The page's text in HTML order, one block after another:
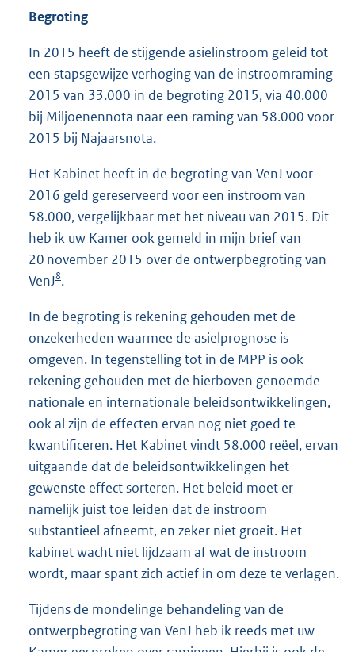
Begroting
In 2015 heeft de stijgende asielinstroom geleid tot
een stapsgewijze verhoging van de instroomraming
2015 van 33.000 in de begroting 2015, via 40.000
bij Miljoenennota naar een raming van 58.000 voor
2015 bij Najaarsnota.
Het Kabinet heeft in de begroting van VenJ voor
2016 geld gereserveerd voor een instroom van
58.000, vergelijkbaar met het niveau van 2015. Dit
heb ik uw Kamer ook gemeld in mijn brief van
20 november 2015 over de ontwerpbegroting van
VenJ8.
In de begroting is rekening gehouden met de
onzekerheden waarmee de asielprognose is
omgeven. In tegenstelling tot in de MPP is ook
rekening gehouden met de hierboven genoemde
nationale en internationale beleidsontwikkelingen,
ook al zijn de effecten ervan nog niet goed te
kwantificeren. Het Kabinet vindt 58.000 reëel, ervan
uitgaande dat de beleidsontwikkelingen het
gewenste effect sorteren. Het beleid moet er
namelijk juist toe leiden dat de instroom
substantieel afneemt, en zeker niet groeit. Het
kabinet wacht niet lijdzaam af wat de instroom
wordt, maar spant zich actief in om deze te verlagen.
Tijdens de mondelinge behandeling van de
ontwerpbegroting van VenJ heb ik reeds met uw